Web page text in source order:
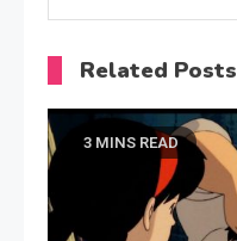
Related Posts
3 MINS READ